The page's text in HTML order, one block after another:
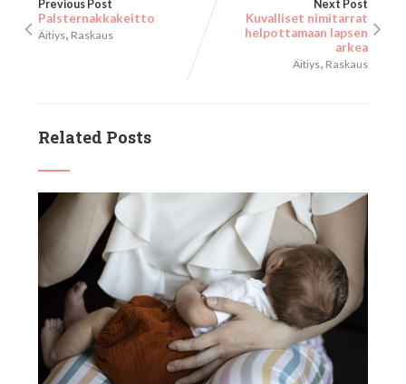
Previous Post
Palsternakkakeitto
Äitiys, Raskaus
Next Post
Kuvalliset nimitarrat
helpottamaan lapsen
arkea
Äitiys, Raskaus
Related Posts